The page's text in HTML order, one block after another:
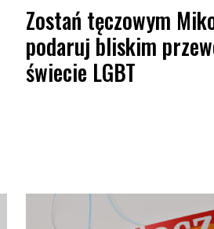
Zostań tęczowym
podaruj bliskim
świecie LGBT